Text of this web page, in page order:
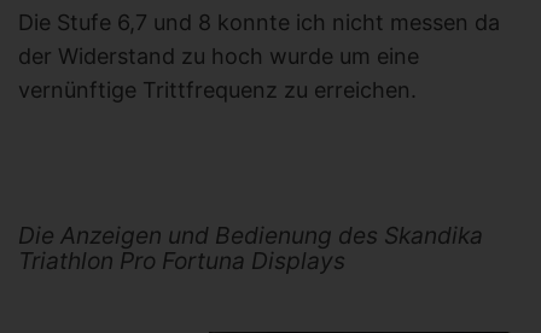
Die Stufe 6,7 und 8 konnte ich nicht messen da
der Widerstand zu hoch wurde um eine
vernünftige Trittfrequenz zu erreichen.
Die Anzeigen und Bedienung des Skandika
Triathlon Pro Fortuna Displays